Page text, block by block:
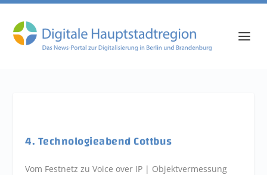
4. Technologieabend Cottbus
Vom Festnetz zu Voice over IP | Objektvermessung